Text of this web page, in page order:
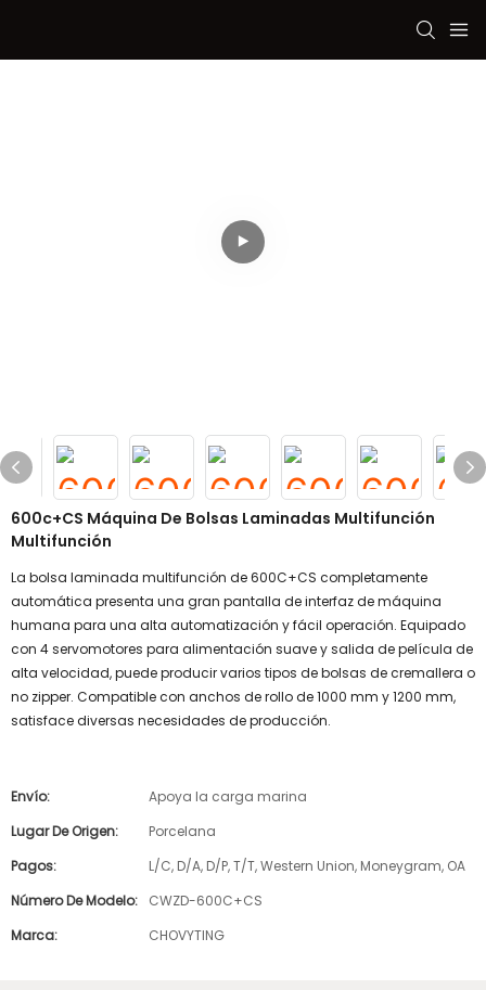
600c+CS Máquina De Bolsas Laminadas Multifunción
Multifunción
La bolsa laminada multifunción de 600C+CS completamente
automática presenta una gran pantalla de interfaz de máquina
humana para una alta automatización y fácil operación. Equipado
con 4 servomotores para alimentación suave y salida de película de
alta velocidad, puede producir varios tipos de bolsas de cremallera o
no zipper. Compatible con anchos de rollo de 1000 mm y 1200 mm,
satisface diversas necesidades de producción.
Envío:
Apoya la carga marina
Lugar De Origen:
Porcelana
Pagos:
L/C, D/A, D/P, T/T, Western Union, Moneygram, OA
Número De Modelo:
CWZD-600C+CS
Marca:
CHOVYTING